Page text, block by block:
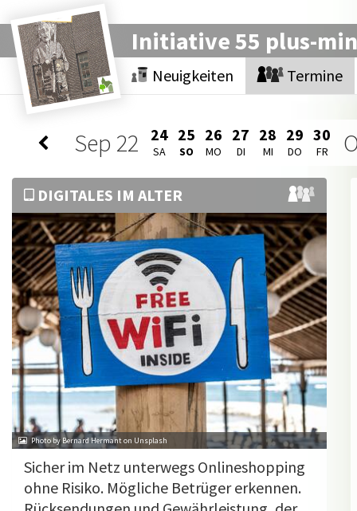
Initiative 55 plus-
Neuigkeiten Termine
Sep 22 24
SA
25
SO
26
MO
27
DI
28
MI
29
DO
30
FR
DIGITALES IM ALTER
Photo by Bernard Hermant on Unsplash
Sicher im Netz unterwegs Onlineshopping
ohne Risiko. Mögliche Betrüger erkennen.